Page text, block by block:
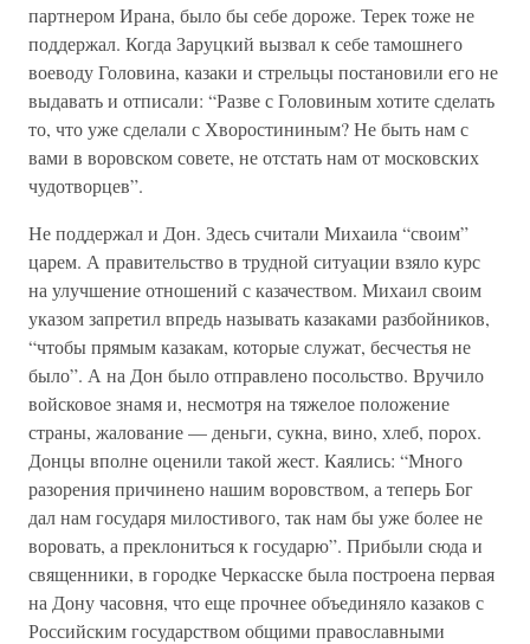
партнером Ирана, было бы себе дороже. Терек тоже не
поддержал. Когда Заруцкий вызвал к себе тамошнего
воеводу Головина, казаки и стрельцы постановили его не
выдавать и отписали: “Разве с Головиным хотите сделать
то, что уже сделали с Хворостининым? Не быть нам с
вами в воровском совете, не отстать нам от московских
чудотворцев”.
Не поддержал и Дон. Здесь считали Михаила “своим”
царем. А правительство в трудной ситуации взяло курс
на улучшение отношений с казачеством. Михаил своим
указом запретил впредь называть казаками разбойников,
“чтобы прямым казакам, которые служат, бесчестья не
было”. А на Дон было отправлено посольство. Вручило
войсковое знамя и, несмотря на тяжелое положение
страны, жалование — деньги, сукна, вино, хлеб, порох.
Донцы вполне оценили такой жест. Каялись: “Много
разорения причинено нашим воровством, а теперь Бог
дал нам государя милостивого, так нам бы уже более не
воровать, а преклониться к государю”. Прибыли сюда и
священники, в городке Черкасске была построена первая
на Дону часовня, что еще прочнее объединяло казаков с
Российским государством общими православными